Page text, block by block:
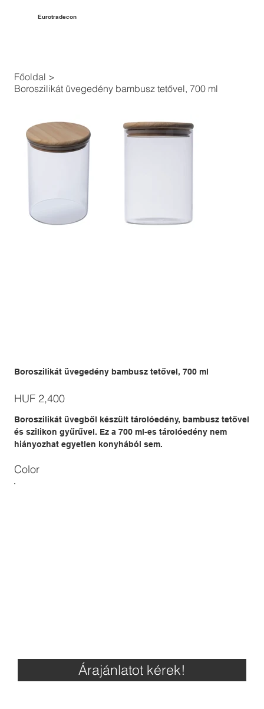
Eurotradecon
Főoldal >
Boroszilikát üvegedény bambusz tetővel, 700 ml
Boroszilikát üvegedény bambusz tetővel, 700 ml
Price
HUF 2,400
Boroszilikát üvegből készült tárolóedény, bambusz tetővel
és szilikon gyűrűvel. Ez a 700 ml-es tárolóedény nem
hiányozhat egyetlen konyhából sem.
Color
Árajánlatot kérek!